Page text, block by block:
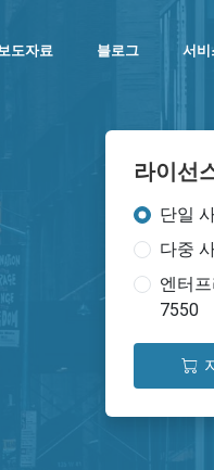
도자료 블로그 서
라이선
단일
다중
엔터
7550